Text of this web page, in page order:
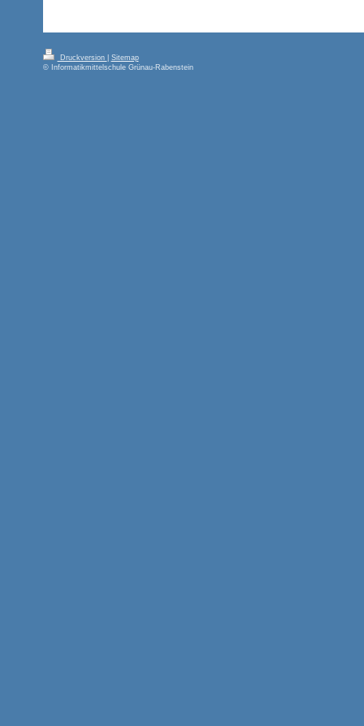
Druckversion
Sitemap
© Informatikmittelschule Grünau-Rabenstein